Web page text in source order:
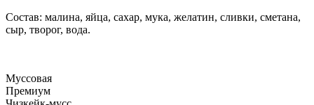
Состав: малина, яйца, сахар, мука, желатин, сливки, сметана,
сыр, творог, вода.
Муссовая
Премиум